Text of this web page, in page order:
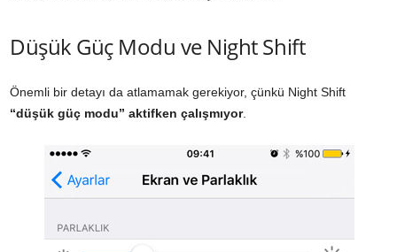
Düşük Güç Modu ve Night Shift
Önemli bir detayı da atlamamak gerekiyor, çünkü Night Shift
“düşük güç modu” aktifken çalışmıyor.